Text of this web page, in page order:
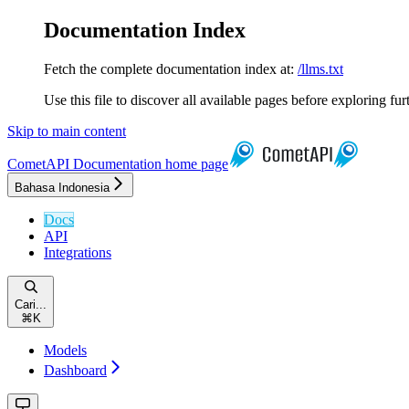
Documentation Index
Fetch the complete documentation index at: /llms.txt
Use this file to discover all available pages before exploring
Skip to main content
CometAPI Documentation home page
Bahasa Indonesia
Docs
API
Integrations
Cari...
⌘ K
Models
Dashboard